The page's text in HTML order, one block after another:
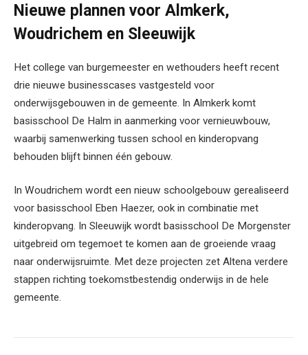
Nieuwe plannen voor Almkerk,
Woudrichem en Sleeuwijk
Het college van burgemeester en wethouders heeft recent
drie nieuwe businesscases vastgesteld voor
onderwijsgebouwen in de gemeente. In Almkerk komt
basisschool De Halm in aanmerking voor vernieuwbouw,
waarbij samenwerking tussen school en kinderopvang
behouden blijft binnen één gebouw.
In Woudrichem wordt een nieuw schoolgebouw gerealiseerd
voor basisschool Eben Haezer, ook in combinatie met
kinderopvang. In Sleeuwijk wordt basisschool De Morgenster
uitgebreid om tegemoet te komen aan de groeiende vraag
naar onderwijsruimte. Met deze projecten zet Altena verdere
stappen richting toekomstbestendig onderwijs in de hele
gemeente.